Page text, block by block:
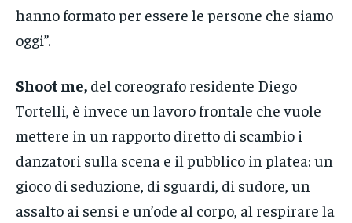
hanno formato per essere le persone che siamo
oggi”.
Shoot me, del coreografo residente Diego
Tortelli, è invece un lavoro frontale che vuole
mettere in un rapporto diretto di scambio i
danzatori sulla scena e il pubblico in platea: un
gioco di seduzione, di sguardi, di sudore, un
assalto ai sensi e un’ode al corpo, al respirare la